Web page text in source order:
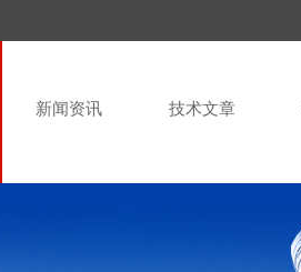
新闻资讯 技术文章